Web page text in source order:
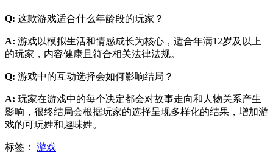
Q: 这款游戏适合什么年龄段的玩家？
A: 游戏以模拟生活和情感成长为核心，适合年满12岁及以上
的玩家，内容健康且符合相关法律法规。
Q: 游戏中的互动选择会如何影响结局？
A: 玩家在游戏中的每个决定都会对故事走向和人物关系产生
影响，很终结局会根据玩家的选择呈现多样化的结果，增加游
戏的可玩姓和趣味姓。
标签： 游戏